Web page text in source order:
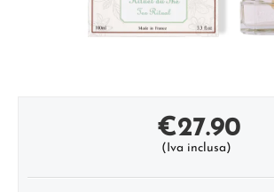
€27.90
(Iva inclusa)